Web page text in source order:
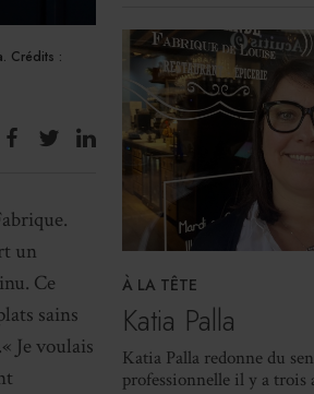
Crédits :
un
Ce
sains
Je voulais
À LA TÊTE
Katia Palla
Katia Palla redonne du
professionnelle il y a trois